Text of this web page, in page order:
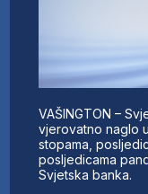
VAŠINGTON –
vjerovatno naglo
stopama,
posljedicama
Svjetska banka.